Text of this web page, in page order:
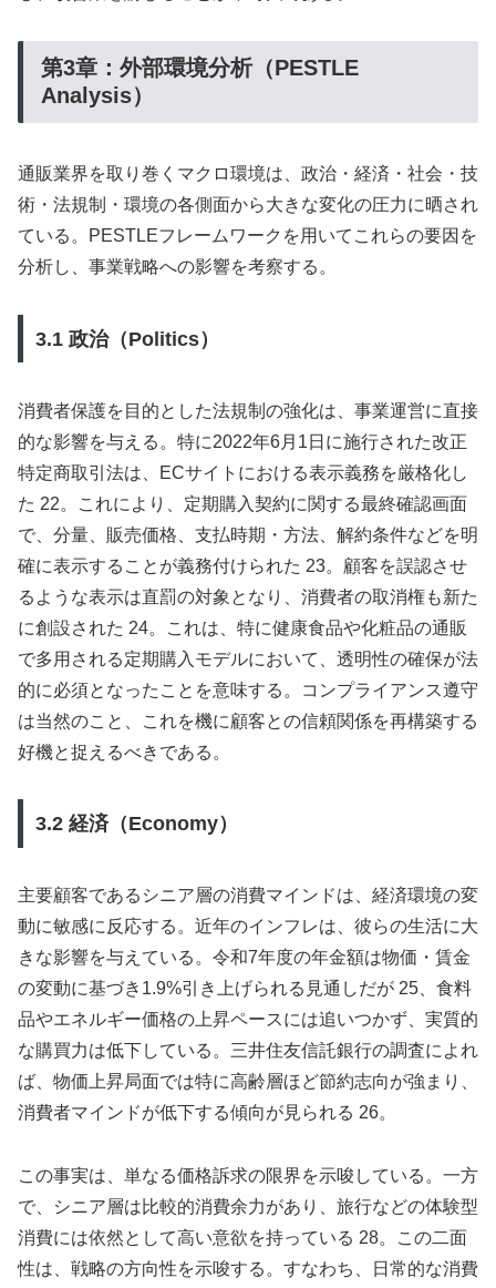
第3章：外部環境分析（PESTLE
Analysis）
通販業界を取り巻くマクロ環境は、政治・経済・社会・技
術・法規制・環境の各側面から大きな変化の圧力に晒され
ている。PESTLEフレームワークを用いてこれらの要因を
分析し、事業戦略への影響を考察する。
3.1 政治（Politics）
消費者保護を目的とした法規制の強化は、事業運営に直接
的な影響を与える。特に2022年6月1日に施行された改正
特定商取引法は、ECサイトにおける表示義務を厳格化し
た 22。これにより、定期購入契約に関する最終確認画面
で、分量、販売価格、支払時期・方法、解約条件などを明
確に表示することが義務付けられた 23。顧客を誤認させ
るような表示は直罰の対象となり、消費者の取消権も新た
に創設された 24。これは、特に健康食品や化粧品の通販
で多用される定期購入モデルにおいて、透明性の確保が法
的に必須となったことを意味する。コンプライアンス遵守
は当然のこと、これを機に顧客との信頼関係を再構築する
好機と捉えるべきである。
3.2 経済（Economy）
主要顧客であるシニア層の消費マインドは、経済環境の変
動に敏感に反応する。近年のインフレは、彼らの生活に大
きな影響を与えている。令和7年度の年金額は物価・賃金
の変動に基づき1.9%引き上げられる見通しだが 25、食料
品やエネルギー価格の上昇ペースには追いつかず、実質的
な購買力は低下している。三井住友信託銀行の調査によれ
ば、物価上昇局面では特に高齢層ほど節約志向が強まり、
消費者マインドが低下する傾向が見られる 26。
この事実は、単なる価格訴求の限界を示唆している。一方
で、シニア層は比較的消費余力があり、旅行などの体験型
消費には依然として高い意欲を持っている 28。この二面
性は、戦略の方向性を示唆する。すなわち、日常的な消費